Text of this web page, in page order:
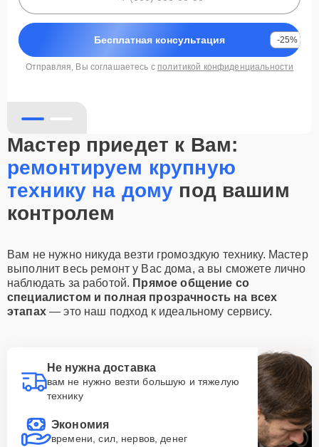
Бесплатная консультация -25%
Отправляя, Вы соглашаетесь с политикой конфиденциальности
Либхер на дому без подъемных работ.
Мастер приедет к Вам:
ремонтируем крупную
технику на дому под вашим
контролем
Вам не нужно никуда везти громоздкую технику. Мастер
выполнит весь ремонт у Вас дома, а вы сможете лично
наблюдать за работой. Прямое общение со
специалистом и полная прозрачность на всех
этапах— это наш подход к идеальному сервису.
Не нужна доставка
вам не нужно везти большую и тяжелую
технику
Экономия
времени, сил, нервов, денег